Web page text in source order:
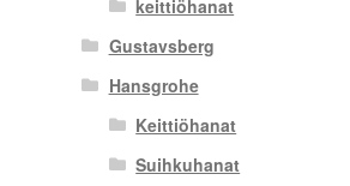
keittiöhanat
Gustavsberg
Hansgrohe
Keittiöhanat
Suihkuhanat